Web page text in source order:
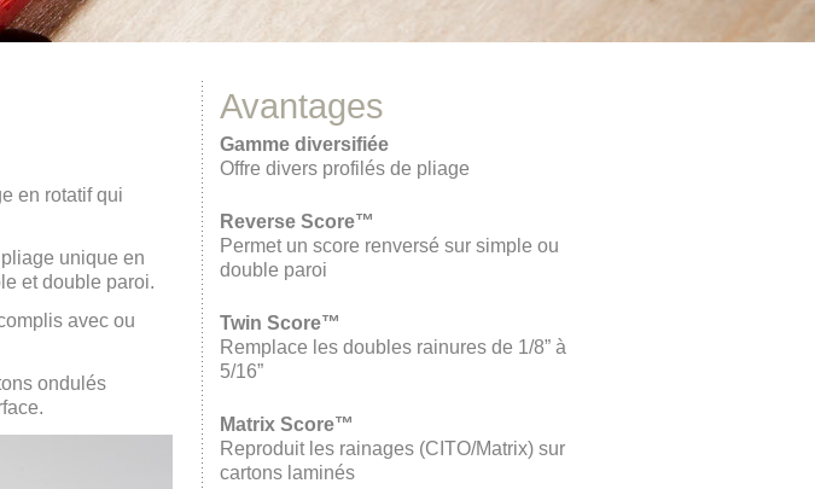
en rotatif qui
unique en
et double paroi.
avec ou
ondulés
Avantages
Gamme diversifiée
Offre divers profilés de pliage
Reverse Score™
Permet un score renversé sur simple ou
double paroi
Twin Score™
Remplace les doubles rainures de 1/8” à
5/16”
Matrix Score™
Reproduit les rainages (CITO/Matrix) sur
cartons laminés